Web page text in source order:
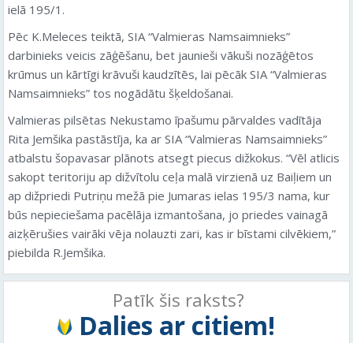
ielā 195/1.
Pēc K.Meleces teiktā, SIA “Valmieras Namsaimnieks”
darbinieks veicis zāģēšanu, bet jaunieši vākuši nozāģētos
krūmus un kārtīgi krāvuši kaudzītēs, lai pēcāk SIA “Valmieras
Namsaimnieks” tos nogādātu šķeldošanai.
Valmieras pilsētas Nekustamo īpašumu pārvaldes vadītāja
Rita Jemšika pastāstīja, ka ar SIA “Valmieras Namsaimnieks”
atbalstu šopavasar plānots atsegt piecus dižkokus. “Vēl atlicis
sakopt teritoriju ap dižvītolu ceļa malā virzienā uz Baiļiem un
ap dižpriedi Putriņu mežā pie Jumaras ielas 195/3 nama, kur
būs nepieciešama pacēlāja izmantošana, jo priedes vainagā
aizķērušies vairāki vēja nolauzti zari, kas ir bīstami cilvēkiem,”
piebilda R.Jemšika.
Patīk šis raksts?
Dalies ar citiem!